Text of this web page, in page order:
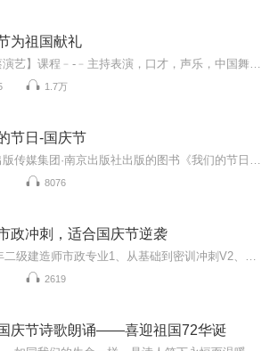
为祖国献礼
1.7万
节日-国庆节
8076
政冲刺，适合国庆节逆袭
2619
庆节诗歌朗诵——喜迎祖国72华诞